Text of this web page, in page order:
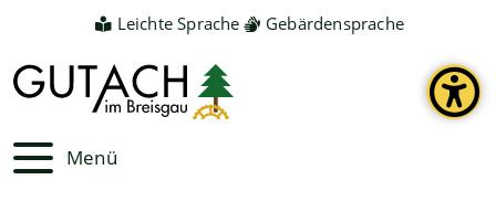
Leichte Sprache Gebärdensprache
Menü